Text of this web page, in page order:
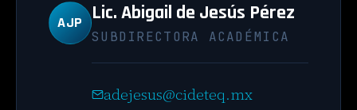
AJP Lic. Abigail de Jesús Pérez
SUBDIRECTORA ACADÉMICA
adejesus@cideteq.mx